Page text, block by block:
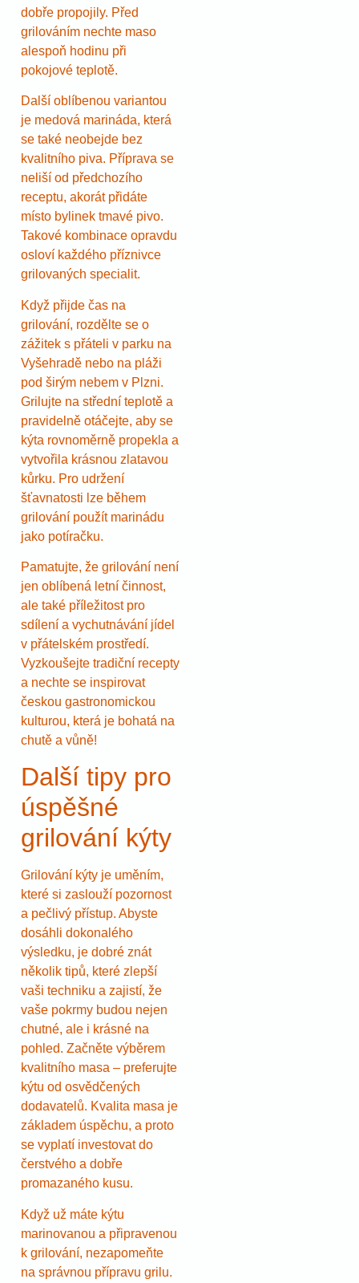
dobře propojily. Před
grilováním nechte maso
alespoň hodinu při
pokojové teplotě.
Další oblíbenou variantou
je medová marináda, která
se také neobejde bez
kvalitního piva. Příprava se
neliší od předchozího
receptu, akorát přidáte
místo bylinek tmavé pivo.
Takové kombinace opravdu
osloví každého příznivce
grilovaných specialit.
Když přijde čas na
grilování, rozdělte se o
zážitek s přáteli v parku na
Vyšehradě nebo na pláži
pod širým nebem v Plzni.
Grilujte na střední teplotě a
pravidelně otáčejte, aby se
kýta rovnoměrně propekla a
vytvořila krásnou zlatavou
kůrku. Pro udržení
šťavnatosti lze během
grilování použít marinádu
jako potíračku.
Pamatujte, že grilování není
jen oblíbená letní činnost,
ale také příležitost pro
sdílení a vychutnávání jídel
v přátelském prostředí.
Vyzkoušejte tradiční recepty
a nechte se inspirovat
českou gastronomickou
kulturou, která je bohatá na
chutě a vůně!
Další tipy pro
úspěšné
grilování kýty
Grilování kýty je uměním,
které si zaslouží pozornost
a pečlivý přístup. Abyste
dosáhli dokonalého
výsledku, je dobré znát
několik tipů, které zlepší
vaši techniku a zajistí, že
vaše pokrmy budou nejen
chutné, ale i krásné na
pohled. Začněte výběrem
kvalitního masa – preferujte
kýtu od osvědčených
dodavatelů. Kvalita masa je
základem úspěchu, a proto
se vyplatí investovat do
čerstvého a dobře
promazaného kusu.
Když už máte kýtu
marinovanou a připravenou
k grilování, nezapomeňte
na správnou přípravu grilu.